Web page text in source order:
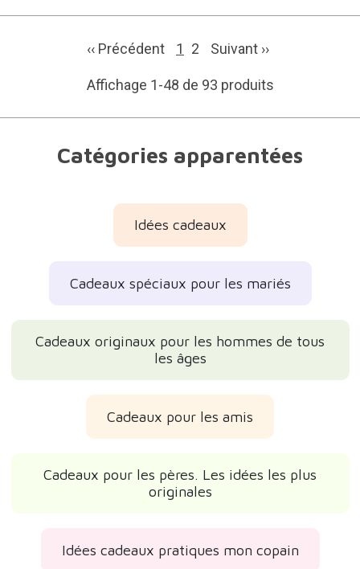
‹‹ Précédent 1 2 Suivant ››
Affichage 1-48 de 93 produits
Catégories apparentées
Idées cadeaux
Cadeaux spéciaux pour les mariés
Cadeaux originaux pour les hommes de tous
les âges
Cadeaux pour les amis
Cadeaux pour les pères. Les idées les plus
originales
Idées cadeaux pratiques mon copain